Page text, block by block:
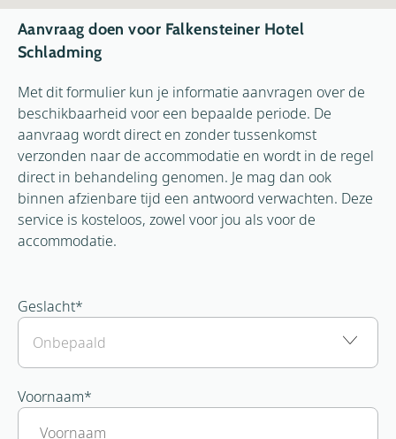
Aanvraag doen voor Falkensteiner Hotel
Schladming
Met dit formulier kun je informatie aanvragen over de
beschikbaarheid voor een bepaalde periode. De
aanvraag wordt direct en zonder tussenkomst
verzonden naar de accommodatie en wordt in de regel
direct in behandeling genomen. Je mag dan ook
binnen afzienbare tijd een antwoord verwachten. Deze
service is kosteloos, zowel voor jou als voor de
accommodatie.
Geslacht*
Voornaam*